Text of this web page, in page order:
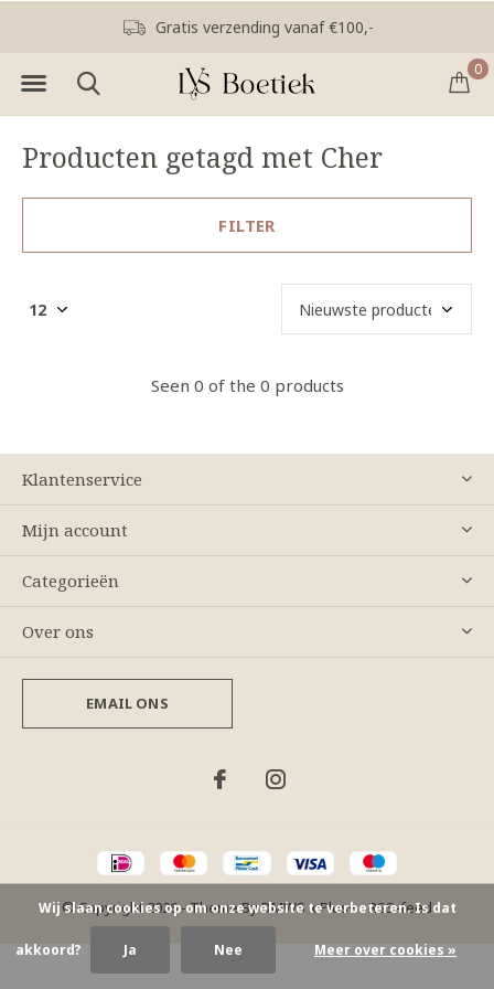
0
Gratis verzending vanaf €100,-
Producten getagd met Cher
FILTER
Seen 0 of the 0 products
Klantenservice
Mijn account
Categorieën
Over ons
EMAIL ONS
© Copyright2026- Theme ByDMWS xPlus+-RSS-feed
Wij slaan cookies op om onze website te verbeteren. Is dat
akkoord? Ja Nee Meer over cookies »